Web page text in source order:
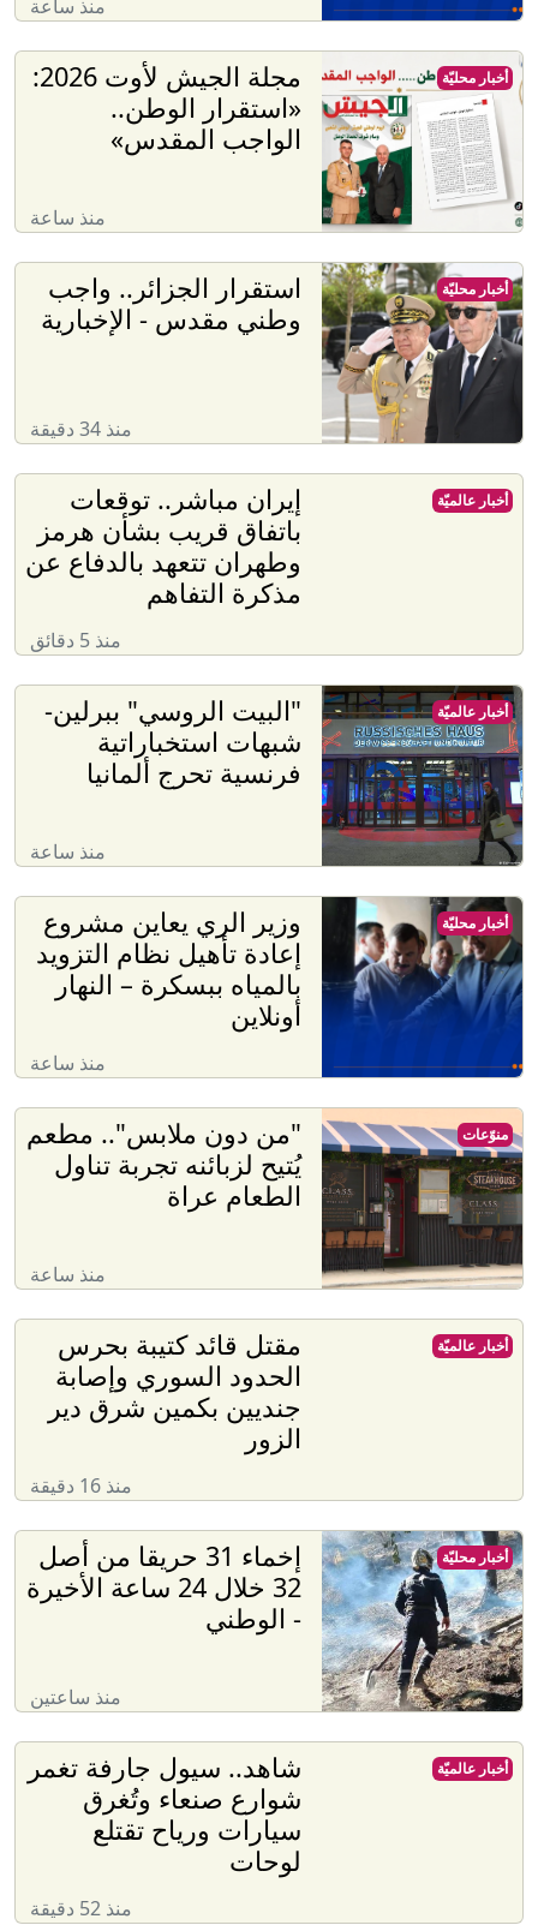
منذ ساعة
مجلة الجيش لأوت 2026:
«استقرار الوطن..
الواجب المقدس»
منذ ساعة
أخبار محليّة
استقرار الجزائر.. واجب
وطني مقدس - الإخبارية
منذ 34 دقيقة
أخبار محليّة
إيران مباشر.. توقعات
باتفاق قريب بشأن هرمز
وطهران تتعهد بالدفاع عن
مذكرة التفاهم
منذ 5 دقائق
أخبار عالميّة
"البيت الروسي" ببرلين-
شبهات استخباراتية
فرنسية تحرج ألمانيا
منذ ساعة
أخبار عالميّة
وزير الري يعاين مشروع
إعادة تأهيل نظام التزويد
بالمياه ببسكرة – النهار
أونلاين
منذ ساعة
أخبار محليّة
"من دون ملابس".. مطعم
يُتيح لزبائنه تجربة تناول
الطعام عراة
منذ ساعة
منوّعات
مقتل قائد كتيبة بحرس
الحدود السوري وإصابة
جنديين بكمين شرق دير
الزور
منذ 16 دقيقة
أخبار عالميّة
إخماء 31 حريقا من أصل
32 خلال 24 ساعة الأخيرة
- الوطني
منذ ساعتين
أخبار محليّة
شاهد.. سيول جارفة تغمر
شوارع صنعاء وتُغرق
سيارات ورياح تقتلع
لوحات
منذ 52 دقيقة
أخبار عالميّة